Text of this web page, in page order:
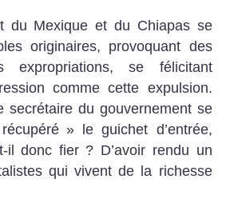
du Mexique et du Chiapas se
originaires, provoquant des
expropriations, se félicitant
comme cette expulsion.
secrétaire du gouvernement se
récupéré » le guichet d’entrée,
il donc fier ? D’avoir rendu un
qui vivent de la richesse